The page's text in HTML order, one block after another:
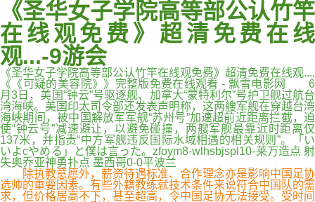
《圣华女子学院高等部公认竹竿
在线观免费》超清免费在线
观...-9游会
《圣华女子学院高等部公认竹竿在线观免费》超清免费在线观...,
《《可疑的美容院》》完整版免费在线观看 - 飘雪电影网 6
月3日，美国“钟云”号驱逐舰、加拿大“蒙特利尔”号护卫舰过航台
湾海峡。美国印太司令部还发表声明称，这两艘军舰在穿越台湾
海峡期间，被中国解放军军舰“苏州号”加速超前近距离拦截，迫
使“钟云号”减速避让，以避免碰撞，两艘军舰最靠近时距离仅
137米，并指责“中方军舰违反国际水域相遇的相关规则”。「い
いよcやめる」と僕は言った。zfoym8-wlhsbjspl10-莱万造点 射
失奥乔亚神勇扑点 墨西哥0-0平波兰
除执教意愿外，薪资待遇标准、合作理念亦是影响中国足协
选帅的重要因素。有些外籍教练就技术条件来说符合中国队的需
求，但价格居高不下，甚至超高，令中国足协无法接受。受时间